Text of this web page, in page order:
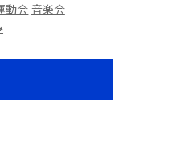
動会 音楽会